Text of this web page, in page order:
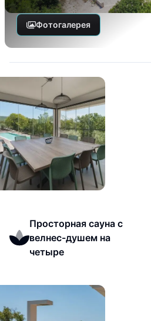
Фотогалерея
Просторная сауна с
велнес-душем на
четыре